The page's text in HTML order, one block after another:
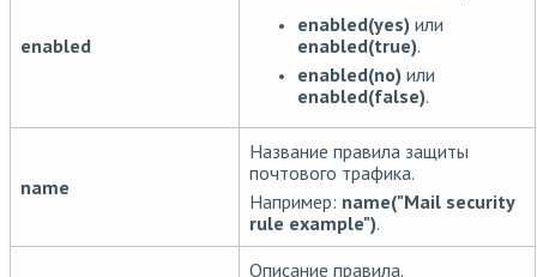
enabled
enabled(yes) или
enabled(true).
enabled(no) или
enabled(false).
name
Название правила защиты
почтового трафика.
Например: name("Mail security
rule example").
Описание правила.